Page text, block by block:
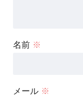
名前 ※
メール ※